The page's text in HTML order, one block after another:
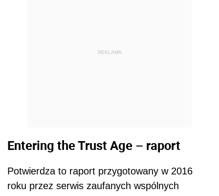
REKLAMA
Entering the Trust Age – raport
Potwierdza to raport przygotowany w 2016
roku przez serwis zaufanych wspólnych